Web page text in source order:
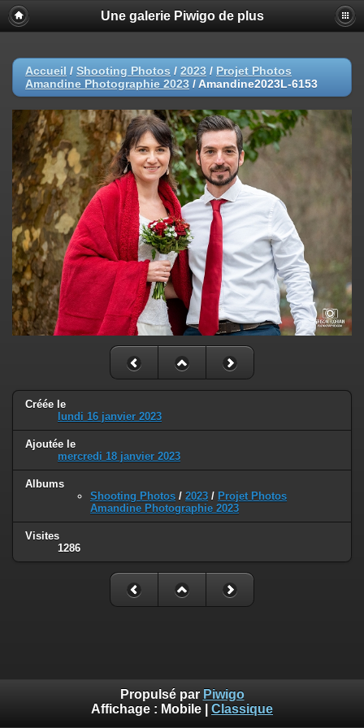
Une galerie Piwigo de plus
Accueil / Shooting Photos / 2023 / Projet Photos
Amandine Photographie 2023 / Amandine2023L-6153
Créée le
lundi 16 janvier 2023
Ajoutée le
mercredi 18 janvier 2023
Albums
Shooting Photos / 2023 / Projet Photos
Amandine Photographie 2023
Visites
1286
Propulsé par Piwigo
Affichage : Mobile Classique